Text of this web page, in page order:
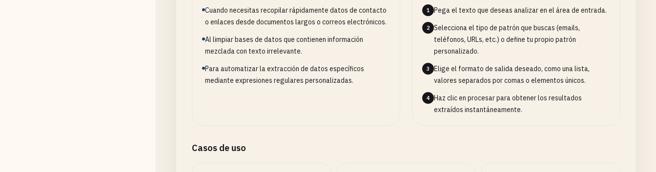
Cuando necesitas recopilar rápidamente datos de contacto
o enlaces desde documentos largos o correos electrónicos.
Al limpiar bases de datos que contienen información
mezclada con texto irrelevante.
Para automatizar la extracción de datos específicos
mediante expresiones regulares personalizadas.
1 Pega el texto que deseas analizar en el área de entrada.
2
Selecciona el tipo de patrón que buscas (emails,
teléfonos, URLs, etc.) o define tu propio patrón
personalizado.
3
Elige el formato de salida deseado, como una lista,
valores separados por comas o elementos únicos.
4
Haz clic en procesar para obtener los resultados
extraídos instantáneamente.
Casos de uso